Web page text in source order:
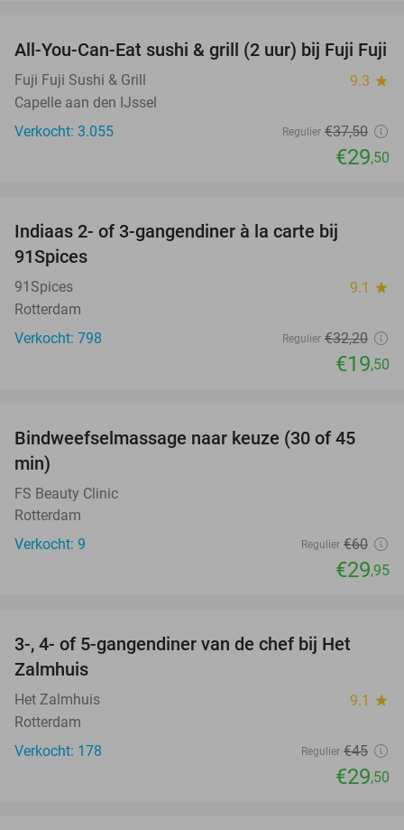
21%
All-You-Can-Eat sushi & grill (2 uur) bij Fuji Fuji
Fuji Fuji Sushi & Grill 9.3 star
Capelle aan den IJssel
Verkocht: 3.055
Regulier €37,50
€29,50
Indiaas 2- of 3-gangendiner à la carte bij
91Spices
91Spices 9.1 star
Rotterdam
Verkocht: 798
Regulier €32,20
€19,50
50%
Bindweefselmassage naar keuze (30 of 45
min)
FS Beauty Clinic
Rotterdam
Verkocht: 9
Regulier €60
€29,95
34%
3-, 4- of 5-gangendiner van de chef bij Het
Zalmhuis
Het Zalmhuis 9.1 star
Rotterdam
Verkocht: 178
Regulier €45
€29,50